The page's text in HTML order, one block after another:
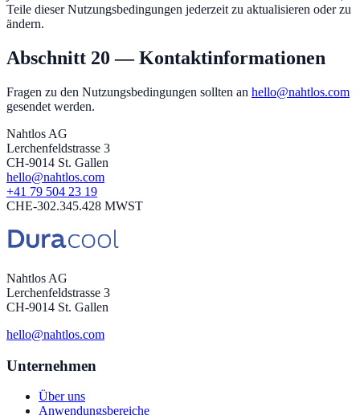
Teile dieser Nutzungsbedingungen jederzeit zu aktualisieren oder zu
ändern.
Abschnitt 20 — Kontaktinformationen
Fragen zu den Nutzungsbedingungen sollten an hello@nahtlos.com
gesendet werden.
Nahtlos AG
Lerchenfeldstrasse 3
CH-9014 St. Gallen
hello@nahtlos.com
+41 79 504 23 19
CHE-302.345.428 MWST
Nahtlos AG
Lerchenfeldstrasse 3
CH-9014 St. Gallen
hello@nahtlos.com
Unternehmen
Über uns
Anwendungsbereiche